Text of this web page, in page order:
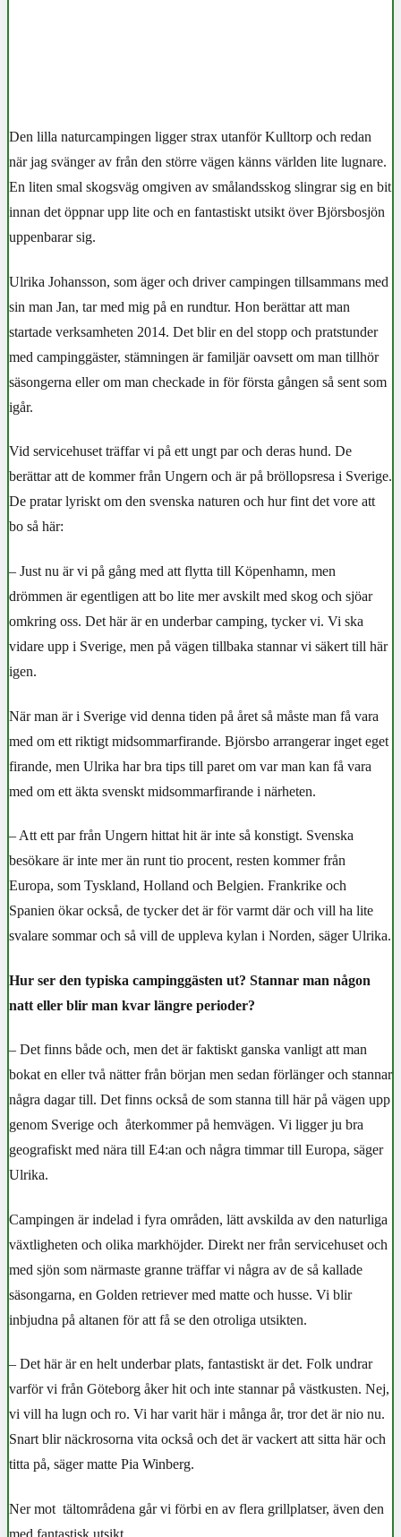
Den lilla naturcampingen ligger strax utanför Kulltorp och redan
när jag svänger av från den större vägen känns världen lite lugnare.
En liten smal skogsväg omgiven av smålandsskog slingrar sig en bit
innan det öppnar upp lite och en fantastiskt utsikt över Björsbosjön
uppenbarar sig.
Ulrika Johansson, som äger och driver campingen tillsammans med
sin man Jan, tar med mig på en rundtur. Hon berättar att man
startade verksamheten 2014. Det blir en del stopp och pratstunder
med campinggäster, stämningen är familjär oavsett om man tillhör
säsongerna eller om man checkade in för första gången så sent som
igår.
Vid servicehuset träffar vi på ett ungt par och deras hund. De
berättar att de kommer från Ungern och är på bröllopsresa i Sverige.
De pratar lyriskt om den svenska naturen och hur fint det vore att
bo så här:
– Just nu är vi på gång med att flytta till Köpenhamn, men
drömmen är egentligen att bo lite mer avskilt med skog och sjöar
omkring oss. Det här är en underbar camping, tycker vi. Vi ska
vidare upp i Sverige, men på vägen tillbaka stannar vi säkert till här
igen.
När man är i Sverige vid denna tiden på året så måste man få vara
med om ett riktigt midsommarfirande. Björsbo arrangerar inget eget
firande, men Ulrika har bra tips till paret om var man kan få vara
med om ett äkta svenskt midsommarfirande i närheten.
– Att ett par från Ungern hittat hit är inte så konstigt. Svenska
besökare är inte mer än runt tio procent, resten kommer från
Europa, som Tyskland, Holland och Belgien. Frankrike och
Spanien ökar också, de tycker det är för varmt där och vill ha lite
svalare sommar och så vill de uppleva kylan i Norden, säger Ulrika.
Hur ser den typiska campinggästen ut? Stannar man någon
natt eller blir man kvar längre perioder?
– Det finns både och, men det är faktiskt ganska vanligt att man
bokat en eller två nätter från början men sedan förlänger och stannar
några dagar till. Det finns också de som stanna till här på vägen upp
genom Sverige och återkommer på hemvägen. Vi ligger ju bra
geografiskt med nära till E4:an och några timmar till Europa, säger
Ulrika.
Campingen är indelad i fyra områden, lätt avskilda av den naturliga
växtligheten och olika markhöjder. Direkt ner från servicehuset och
med sjön som närmaste granne träffar vi några av de så kallade
säsongarna, en Golden retriever med matte och husse. Vi blir
inbjudna på altanen för att få se den otroliga utsikten.
– Det här är en helt underbar plats, fantastiskt är det. Folk undrar
varför vi från Göteborg åker hit och inte stannar på västkusten. Nej,
vi vill ha lugn och ro. Vi har varit här i många år, tror det är nio nu.
Snart blir näckrosorna vita också och det är vackert att sitta här och
titta på, säger matte Pia Winberg.
Ner mot tältområdena går vi förbi en av flera grillplatser, även den
med fantastisk utsikt.